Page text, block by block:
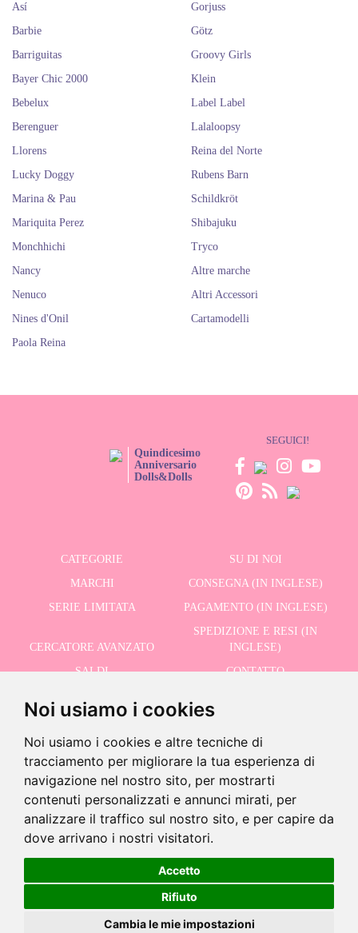
Noi usiamo i cookies
Noi usiamo i cookies e altre tecniche di
tracciamento per migliorare la tua esperienza di
navigazione nel nostro sito, per mostrarti
contenuti personalizzati e annunci mirati, per
analizzare il traffico sul nostro sito, e per capire da
dove arrivano i nostri visitatori.
Accetto
Rifiuto
Cambia le mie impostazioni
Prodotto fuori produzione
Questo prodotto è stato messo fuori produzione ma puoi vedere
prodotti simili usando il seguente pulsante
Vedi prodotti simili
Así
Barbie
Barriguitas
Bayer Chic 2000
Bebelux
Berenguer
Gorjuss
Götz
Groovy Girls
Klein
Label Label
Lalaloopsy
Llorens
Lucky Doggy
Marina & Pau
Mariquita Perez
Monchhichi
Nancy
Nenuco
Nines d'Onil
Paola Reina
Reina del Norte
Rubens Barn
Schildkröt
Shibajuku
Tryco
Altre marche
Altri Accessori
Cartamodelli
Quindicesimo
Anniversario
Dolls&Dolls
SEGUICI!
CATEGORIE
SU DI NOI
MARCHI
CONSEGNA (IN INGLESE)
SERIE LIMITATA
PAGAMENTO (IN INGLESE)
CERCATORE AVANZATO
SPEDIZIONE E RESI (IN
INGLESE)
SALDI
CONTATTO
©2026 Dolls And Dolls. Tutti i diritti riservati.
Politica sui
cookie (in inglese)